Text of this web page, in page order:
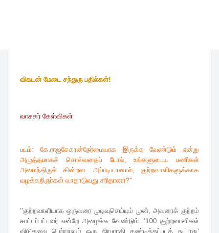
விகடன் மேடை சந்துரு பதில்கள்!
வாசகர் கேள்விகள்
படம்: கே.ராஜசேகரன்நேர்மையாக இருக்க வேண்டும் என்று
அழுத்தமாகச் சொல்வதைப் போல், உங்களுடைய பணிகள்
அமைந்திருக் கின்றன. அப்படியானால், குற்றவாளிகளுக்காக
வழக்கறிஞர்கள் வாதாடுவது சரிதானா?''
''குற்றவாளியாக ஒருவரை முடிவுசெய்யும் முன், அவரைக் குற்றம்
சாட்டப்பட்டவர் என்றே அழைக்க வேண்டும். '100 குற்றவாளிகள்
விடுதலை பெற்றாலும் ஒரு நிரபராதி தண்டிக்கப்படக் கூடாது’